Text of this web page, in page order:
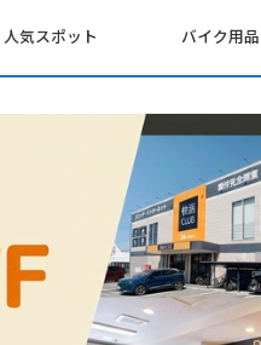
人気スポット バイク用品